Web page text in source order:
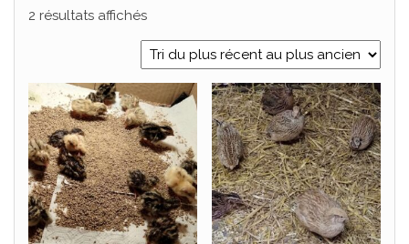
2 résultats affichésTrié du plus récent au plus ancien